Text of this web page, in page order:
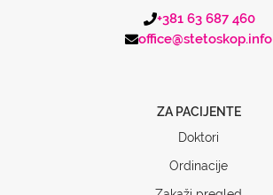
+381 63 687 460
office@stetoskop.info
ZA PACIJENTE
Doktori
Ordinacije